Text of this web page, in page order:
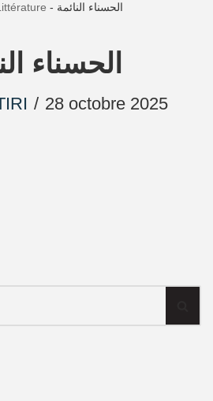
- الحسناء النائمة
الحسناء
28 octobre 2025